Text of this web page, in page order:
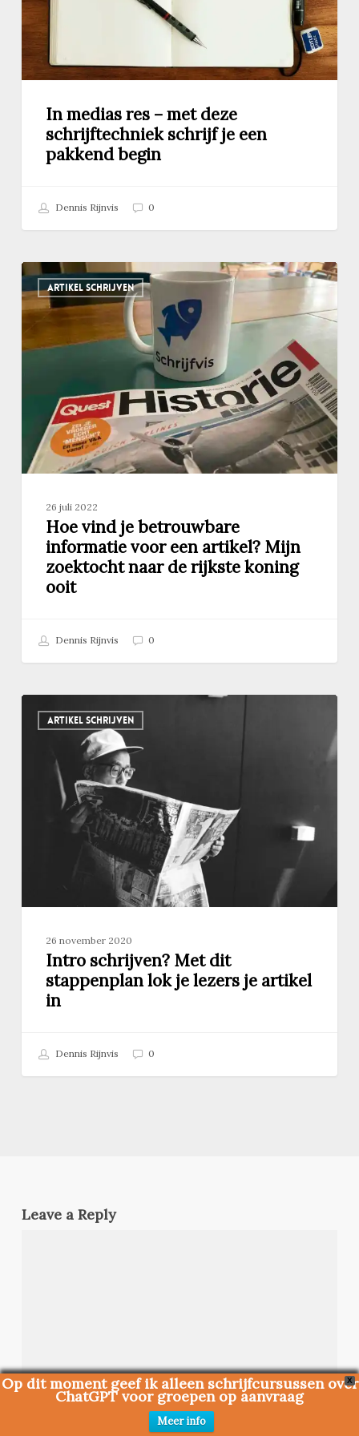
schrijf
je
een
pakkend
In medias res – met deze
schrijftechniek schrijf je een
pakkend begin
Dennis Rijnvis 0
ARTIKEL SCHRIJVEN
Hoe
vind
je
betrouwbare
informatie
artikel?
Mijn
zoektocht
naar
rijkste
koning
26 juli 2022
Hoe vind je betrouwbare
informatie voor een artikel? Mijn
zoektocht naar de rijkste koning
ooit
Dennis Rijnvis 0
ARTIKEL SCHRIJVEN
schrijven?
stappenplan
26 november 2020
Intro schrijven? Met dit
stappenplan lok je lezers je artikel
in
Dennis Rijnvis 0
Leave a Reply
X
Op dit moment geef ik alleen schrijfcursussen over
ChatGPT voor groepen op aanvraag
Meer info